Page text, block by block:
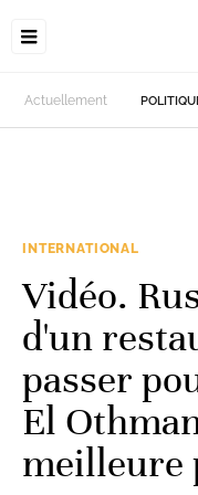
Actuellement
INTERNATIONAL
Vidéo.
d'un
passer
El
meilleure